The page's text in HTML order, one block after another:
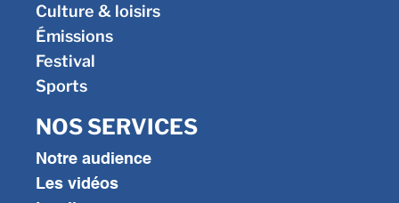
Culture & loisirs
Émissions
Festival
Sports
NOS SERVICES
Notre audience
Les vidéos